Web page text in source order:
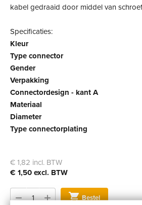
kabel gedraaid door middel van
Specificaties:
Kleur
Type connector
Gender
Verpakking
Connectordesign - kant A
Materiaal
Diameter
Type connectorplating
€ 1,82 incl. BTW
€ 1,50 excl. BTW
Bestel